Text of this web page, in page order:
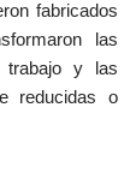
fabricados
las
trabajo y las
reducidas o